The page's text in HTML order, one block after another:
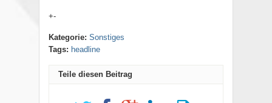
+-
Kategorie: Sonstiges
Tags: headline
Teile diesen Beitrag